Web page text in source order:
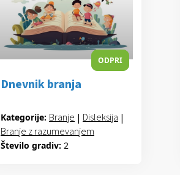
Dnevnik branja
Kategorije: Branje | Disleksija |
Branje z razumevanjem
Število gradiv: 2
ODPRI